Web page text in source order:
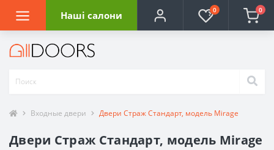
Наші салони 0 0
Входные двери Двери Страж Стандарт, модель Mirage
Двери Страж Стандарт, модель Mirage